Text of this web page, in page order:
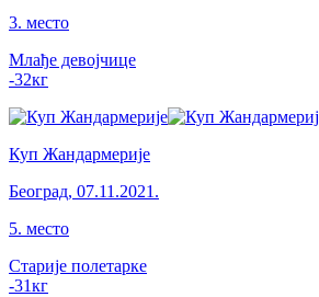
3. место
Млађе девојчице
-32кг
Куп Жандармерије
Београд, 07.11.2021.
5. место
Старије полетарке
-31кг